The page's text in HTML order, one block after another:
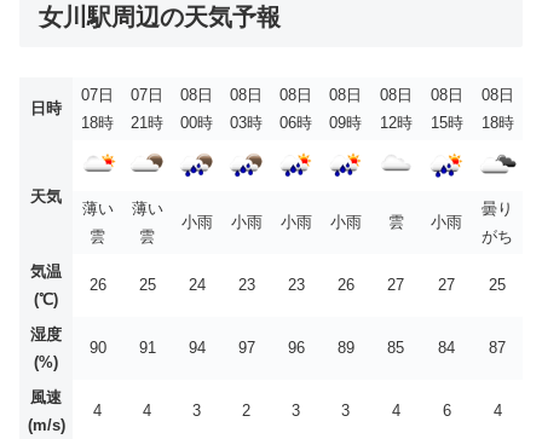
女川駅周辺の天気予報
日時
07日
18時
07日
21時
08日
00時
08日
03時
08日
06時
08日
09時
08日
12時
08日
15時
08日
18時
天気
薄い
雲
薄い
雲
小雨 小雨 小雨 小雨 雲 小雨
曇り
がち
気温
(℃)
26 25 24 23 23 26 27 27 25
湿度
(%)
90 91 94 97 96 89 85 84 87
風速
(m/s)
4 4 3 2 3 3 4 6 4